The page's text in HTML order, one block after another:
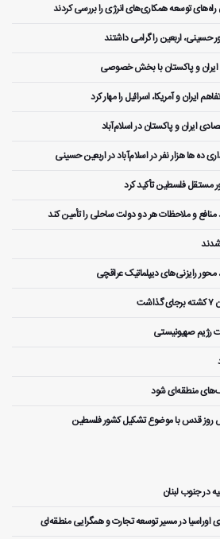
توسعه همکاری‌های انرژی را بررسی کردند
حسینی، اربعین را گرامی داشتند
و پاکستان با بخش خصوصی
و آمریکا، اسرائیل را مهار کرد
ایران و پاکستان در اسلام‌آباد
ده ها هزار نفر در اسلام‌آباد در اربعین حسینی
مستقل فلسطین تأکید کرد
منافع و ملاحظات هر دو دولت ساحلی را تأمین کند
رایزنی‌های دیپلماتیک عراقچی
رژیم صهیونیستی
منطقه‌ای شود
روز قدس با موضوع تشکیل کشور فلسطین
در جنوب لبنان
اوراسیا در مسیر توسعه تجارت و همگرایی منطقه‌ای